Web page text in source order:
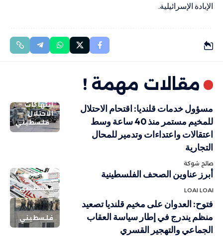
الإبادة الإسرائيلية.
مقالات مهمة !
انتهاكات
الاحتلال
فلسطيني
مسؤول خدمات قلنديا: اقتحام الاحتلال
للمخيم مستمر منذ 40 ساعة وسط
اعتقالات واعتداءات وتدمير للمحال
التجارية
صالح شوكة
فلسطيني
أبرز عناوين الصحف الفلسطينية
LOAI LOAI
فلسطيني
فتوح: العدوان على مخيم قلنديا تصعيد
منظم يندرج في إطار سياسة العقاب
الجماعي والتهجير القسري